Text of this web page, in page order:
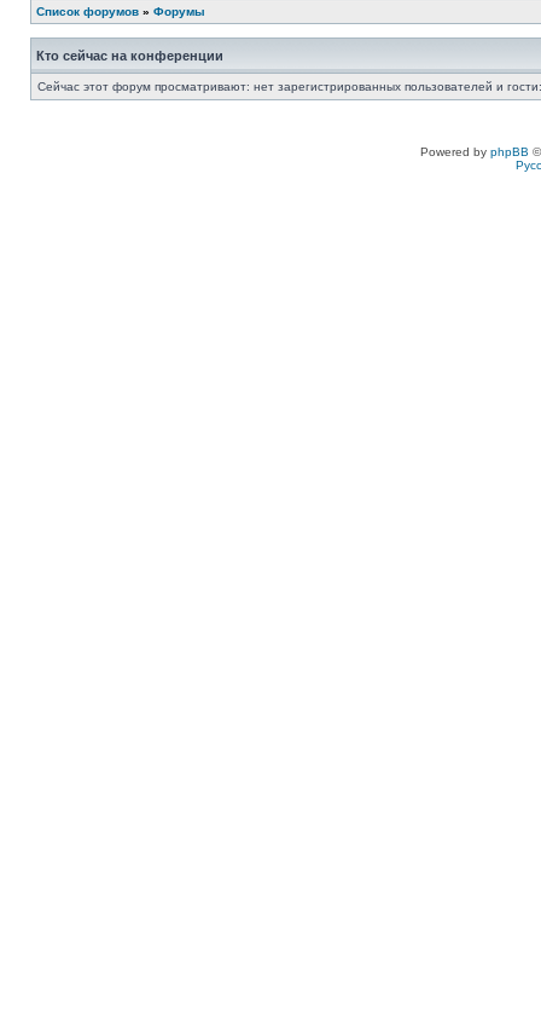
Список форумов » Форумы
Кто сейчас на конференции
Сейчас этот форум просматривают: нет зарегистрированных пользователей и
Powered by phpBB